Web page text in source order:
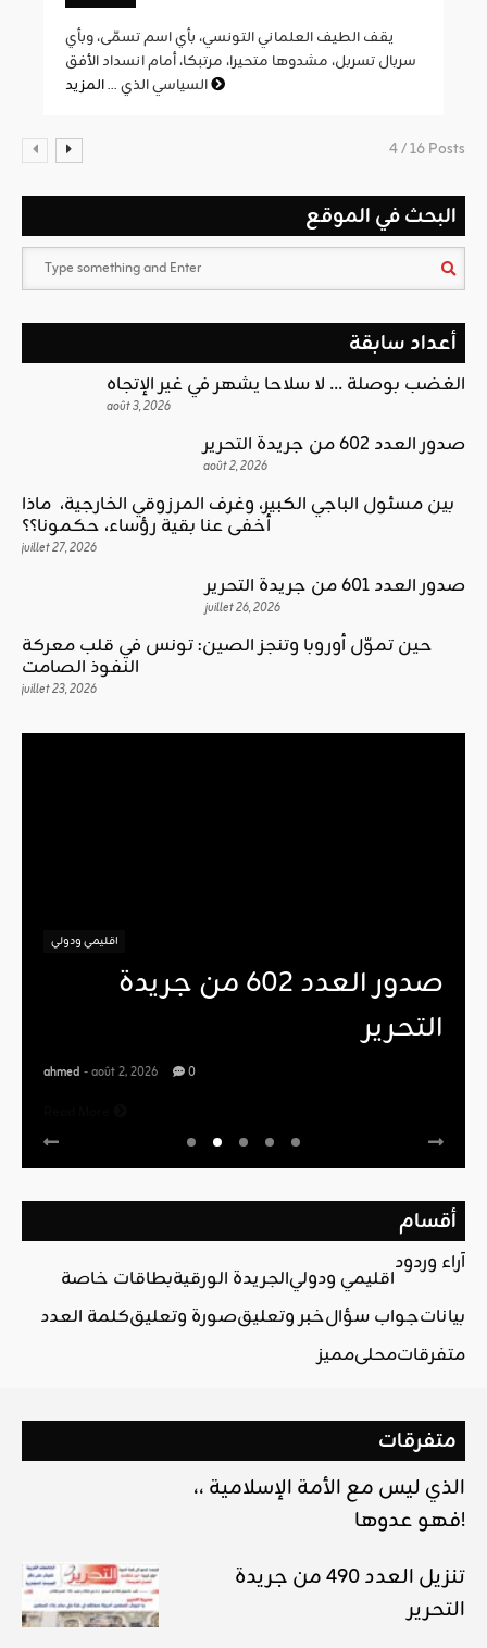
يقف الطيف العلماني التونسي، بأي اسم تسمّى، وبأي
سربال تسربل، مشدوها متحيرا، مرتبكا، أمام انسداد الأفق
السياسي الذي ...
4 / 16 Posts
البحث في الموقع
أعداد سابقة
الغضب بوصلة … لا سلاحا يشهر في غير الإتجاه
août 3, 2026
صدور العدد 602 من جريدة التحرير
août 2, 2026
بين مسئول الباجي الكبير، وغرف المرزوقي الخارجية، ماذا
أخفى عنا بقية رؤساء، حكمونا؟؟
juillet 27, 2026
صدور العدد 601 من جريدة التحرير
juillet 26, 2026
حين تموّل أوروبا وتنجز الصين: تونس في قلب معركة
النفوذ الصامت
juillet 23, 2026
اقليمي ودولي
صدور العدد 602 من جريدة
التحرير
ahmed - août 2, 2026 0
أقسام
آراء وردود
اقليمي ودوليالجريدة الورقيةبطاقات خاصة
بياناتجواب سؤالخبر وتعليقصورة وتعليقكلمة العدد
متفرقاتمحليمميز
متفرقات
الذي ليس مع الأمة الإسلامية ،،
فهو عدوها!
تنزيل العدد 490 من جريدة
التحرير